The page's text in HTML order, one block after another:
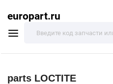
europart.ru
parts LOCTITE